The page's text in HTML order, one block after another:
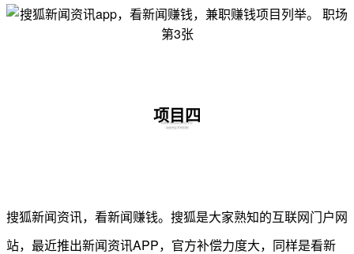
项目四
搜狐新闻资讯，看新闻赚钱。 搜狐是大家熟知的互联网门户网
站，最近推出新闻资讯APP，官方补偿力度大，同样是看新